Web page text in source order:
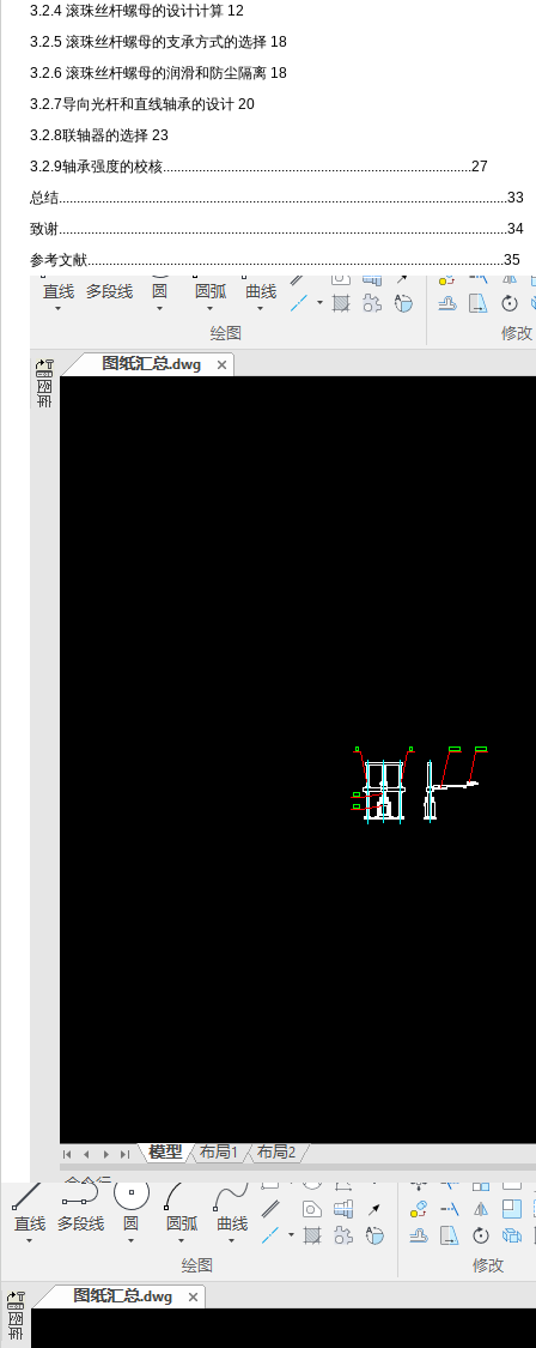
3.2.4 滚珠丝杆螺母的设计计算 12
3.2.5 滚珠丝杆螺母的支承方式的选择 18
3.2.6 滚珠丝杆螺母的润滑和防尘隔离 18
3.2.7导向光杆和直线轴承的设计 20
3.2.8联轴器的选择 23
3.2.9轴承强度的校核......................................................................................27
总结.............................................................................................................................33
致谢.............................................................................................................................34
参考文献....................................................................................................................35